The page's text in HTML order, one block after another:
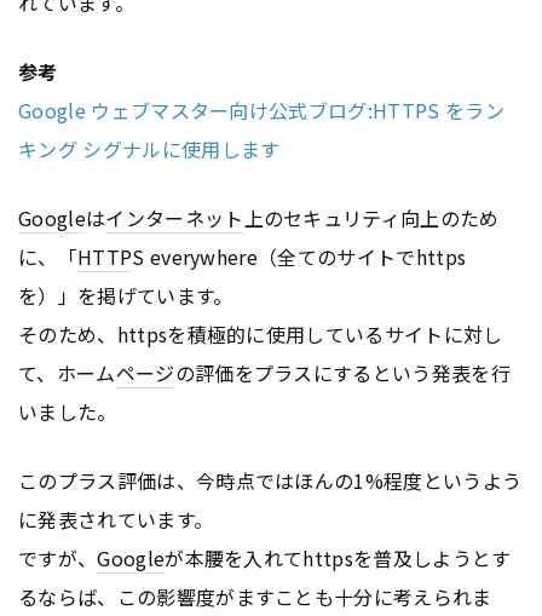
参考
Google ウェブマスター向け公式ブログ:HTTPS をラン
キング シグナルに使用します
Googleはインターネット 上のセキュリティ向上のため
に、「HTTPS everywhere（全てのサイトでhttps
を）」を掲げています。
そのため、httpsを積極的に使用しているサイトに対し
て、ホームページの評価をプラスにするという発表を行
いました。
このプラス評価は、今時点ではほんの1%程度というよう
に発表されています。
ですが、Googleが本腰を入れてhttpsを普及しようとす
るならば、この影響度がますことも十分に考えられま